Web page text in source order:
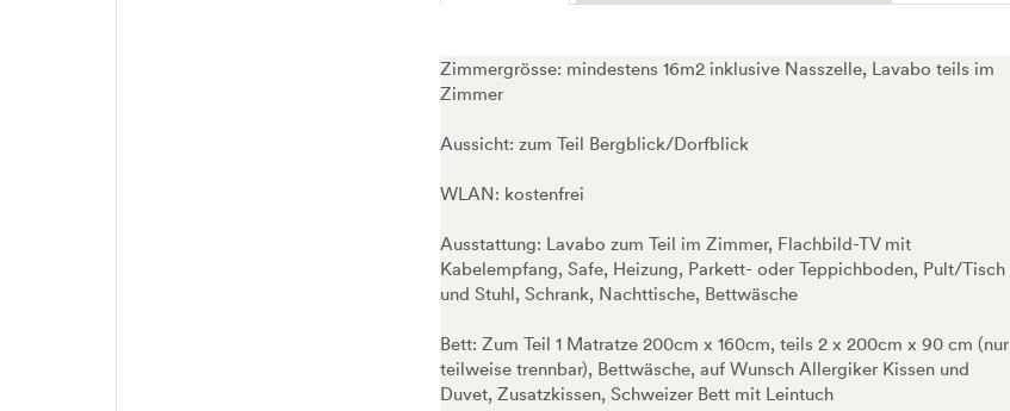
Zimmergrösse: mindestens 16m2 inklusive Nasszelle, Lavabo teils im
Zimmer
Aussicht: zum Teil Bergblick/Dorfblick
WLAN: kostenfrei
Ausstattung: Lavabo zum Teil im Zimmer, Flachbild-TV mit
Kabelempfang, Safe, Heizung, Parkett- oder Teppichboden, Pult/Tisch
und Stuhl, Schrank, Nachttische, Bettwäsche
Bett: Zum Teil 1 Matratze 200cm x 160cm, teils 2 x 200cm x 90 cm (nur
teilweise trennbar), Bettwäsche, auf Wunsch Allergiker Kissen und
Duvet, Zusatzkissen, Schweizer Bett mit Leintuch